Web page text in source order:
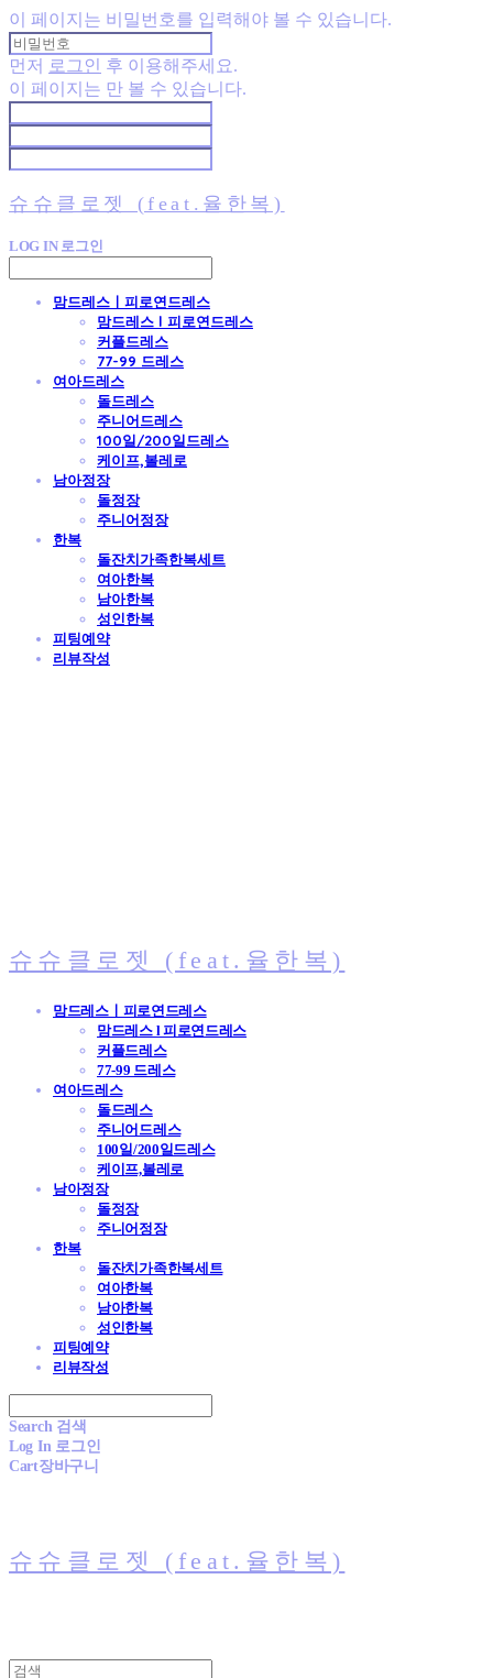
이 페이지는 비밀번호를 입력해야 볼 수 있습니다.
먼저 로그인
후 이용해주세요.
이 페이지는 만 볼 수 있습니다.
슈슈클로젯 (feat.율한복)
LOG IN 로그인
맘드레스ㅣ피로연드레스
맘드레스 l 피로연드레스
커플드레스
77-99 드레스
여아드레스
돌드레스
주니어드레스
100일/200일드레스
케이프,볼레로
남아정장
돌정장
주니어정장
한복
돌잔치가족한복세트
여아한복
남아한복
성인한복
피팅예약
리뷰작성
슈슈클로젯 (feat.율한복)
맘드레스ㅣ피로연드레스
맘드레스 l 피로연드레스
커플드레스
77-99 드레스
여아드레스
돌드레스
주니어드레스
100일/200일드레스
케이프,볼레로
남아정장
돌정장
주니어정장
한복
돌잔치가족한복세트
여아한복
남아한복
성인한복
피팅예약
리뷰작성
Search 검색
Log In 로그인
Cart장바구니
슈슈클로젯 (feat.율한복)